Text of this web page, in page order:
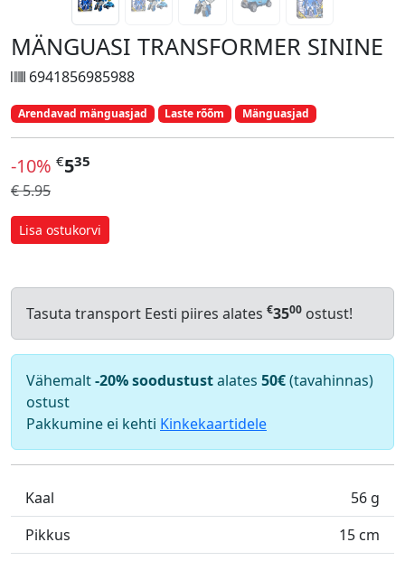
MÄNGUASI TRANSFORMER SININE
6941856985988
Arendavad mänguasjad Laste rõõm Mänguasjad
-10% €535
€ 5.95
Lisa ostukorvi
Tasuta transport Eesti piires alates €3500 ostust!
Vähemalt-20% soodustustalates 50€(tavahinnas)
ostust
Pakkumine ei kehti Kinkekaartidele
Kaal
56 g
Pikkus
15 cm